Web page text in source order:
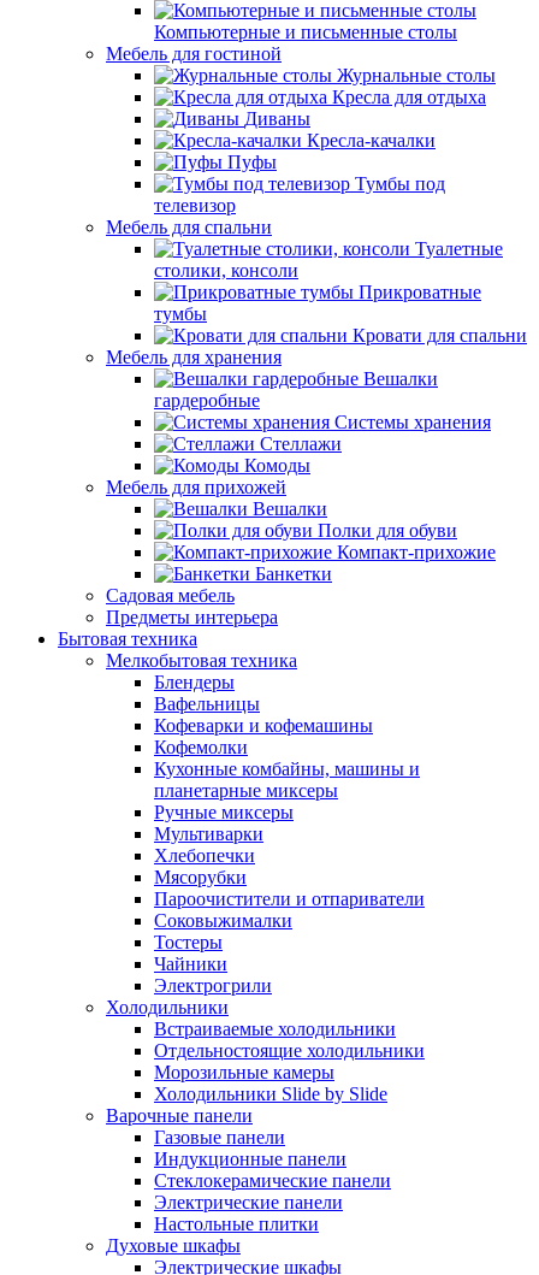
Компьютерные и письменные столы
Мебель для гостиной
Журнальные столы
Кресла для отдыха
Диваны
Кресла-качалки
Пуфы
Тумбы под
телевизор
Мебель для спальни
Туалетные
столики, консоли
Прикроватные
тумбы
Кровати для спальни
Мебель для хранения
Вешалки
гардеробные
Системы хранения
Стеллажи
Комоды
Мебель для прихожей
Вешалки
Полки для обуви
Компакт-прихожие
Банкетки
Садовая мебель
Предметы интерьера
Бытовая техника
Мелкобытовая техника
Блендеры
Вафельницы
Кофеварки и кофемашины
Кофемолки
Кухонные комбайны, машины и
планетарные миксеры
Ручные миксеры
Мультиварки
Хлебопечки
Мясорубки
Пароочистители и отпариватели
Соковыжималки
Тостеры
Чайники
Электрогрили
Холодильники
Встраиваемые холодильники
Отдельностоящие холодильники
Морозильные камеры
Холодильники Slide by Slide
Варочные панели
Газовые панели
Индукционные панели
Стеклокерамические панели
Электрические панели
Настольные плитки
Духовые шкафы
Электрические шкафы